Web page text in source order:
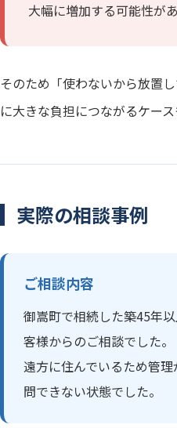
大幅に増加する可能性があ
そのため「使わないから放置
に大きな負担につながるケース
実際の相談事例
ご相談内容
御嵩町で相続した築45年
客様からのご相談でした。
遠方に住んでいるため管
問できない状態でした。